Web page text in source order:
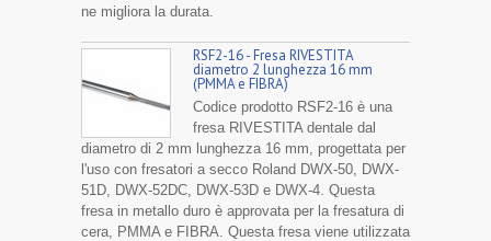
ne migliora la durata.
RSF2-16 - Fresa RIVESTITA
diametro 2 lunghezza 16 mm
(PMMA e FIBRA)
Codice prodotto RSF2-16 è una
fresa RIVESTITA dentale dal
diametro di 2 mm lunghezza 16 mm, progettata per
l'uso con fresatori a secco Roland DWX-50, DWX-
51D, DWX-52DC, DWX-53D e DWX-4. Questa
fresa in metallo duro è approvata per la fresatura di
cera, PMMA e FIBRA. Questa fresa viene utilizzata